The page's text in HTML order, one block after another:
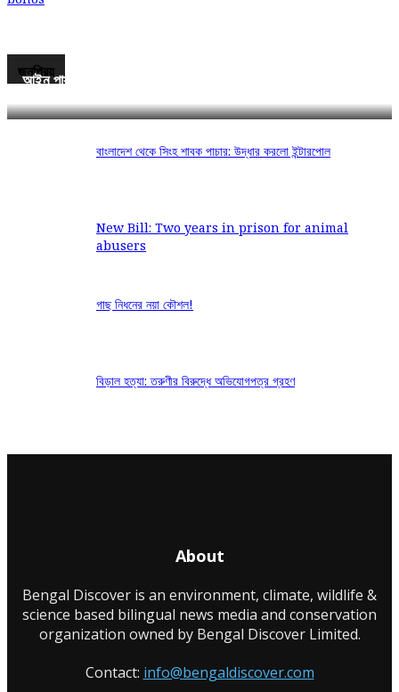
জনপ্রিয়
আইন পাস: প্রাণী হত্যা-নিষ্ঠুরতা করলে সর্বোচ্চ দুই বছরের জেল
বাংলাদেশ থেকে সিংহ শাবক পাচার: উদ্ধার করলো ইন্টারপোল
New Bill: Two years in prison for animal
abusers
গাছ নিধনের নয়া কৌশল!
বিড়াল হত্যা: তরুণীর বিরুদ্ধে অভিযোগপত্র গ্রহণ
About
Bengal Discover is an environment, climate, wildlife &
science based bilingual news media and conservation
organization owned by Bengal Discover Limited.
Contact: info@bengaldiscover.com